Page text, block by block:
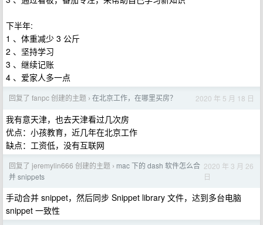
下半年:
1 、体重减少 3 公斤
2 、坚持学习
3 、继续记账
4 、爱家人多一点
回复了 fanpc 创建的主题 › 在北京工作，在哪里买房？ 2020 年 5 月 18 日
我有意天津，也去天津看过几次房
优点：小孩教育，近几年在北京工作
缺点：工资低，没有互联网
回复了 jeremylin666 创建的主题 › mac 下的 dash 软件怎么合
并 snippets
2020 年 3 月 26
日
手动合并 snippet，然后同步 Snippet library 文件，达到多台电脑
snippet 一致性